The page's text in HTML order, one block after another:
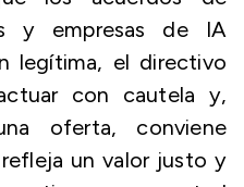
y empresas de IA
legítima, el directivo
con cautela y,
oferta, conviene
un valor justo y